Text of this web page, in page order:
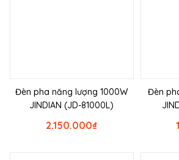
Đèn pha năng lượng 1000W
JINDIAN (JD-81000L)
₫
2.150.000
Đèn